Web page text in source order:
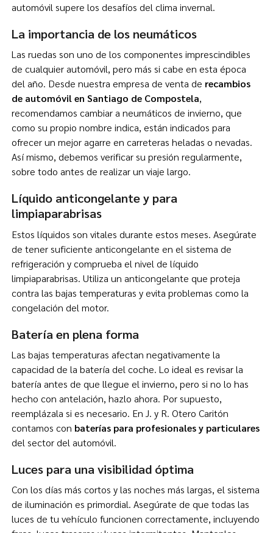
automóvil supere los desafíos del clima invernal.
La importancia de los neumáticos
Las ruedas son uno de los componentes imprescindibles
de cualquier automóvil, pero más si cabe en esta época
del año. Desde nuestra empresa de venta de recambios
de automóvil en Santiago de Compostela,
recomendamos cambiar a neumáticos de invierno, que
como su propio nombre indica, están indicados para
ofrecer un mejor agarre en carreteras heladas o nevadas.
Así mismo, debemos verificar su presión regularmente,
sobre todo antes de realizar un viaje largo.
Líquido anticongelante y para
limpiaparabrisas
Estos líquidos son vitales durante estos meses. Asegúrate
de tener suficiente anticongelante en el sistema de
refrigeración y comprueba el nivel de líquido
limpiaparabrisas. Utiliza un anticongelante que proteja
contra las bajas temperaturas y evita problemas como la
congelación del motor.
Batería en plena forma
Las bajas temperaturas afectan negativamente la
capacidad de la batería del coche. Lo ideal es revisar la
batería antes de que llegue el invierno, pero si no lo has
hecho con antelación, hazlo ahora. Por supuesto,
reemplázala si es necesario. En J. y R. Otero Caritón
contamos con baterías para profesionales y particulares
del sector del automóvil.
Luces para una visibilidad óptima
Con los días más cortos y las noches más largas, el sistema
de iluminación es primordial. Asegúrate de que todas las
luces de tu vehículo funcionen correctamente, incluyendo